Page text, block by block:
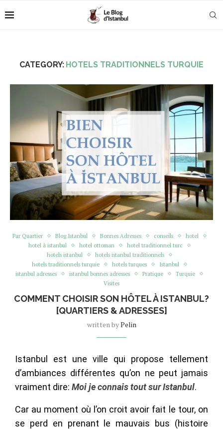
CATEGORY: HOTELS TRADITIONNELS TURQUIE
Par Quartier Blog Istanbul Bonnes Adresses conseils
hotel
hotel à istanbul
hotel ottoman
hotel traditionnel turc
hotels istanbul
hotels istanbul traditionnels
hotels traditionnels turquie
hotels turques
Istanbul
istanbul adresses
istanbul bonnes adresses Pratique
Turquie
Visites
COMMENT CHOISIR SON HÔTEL À ISTANBUL?
[QUARTIERS & ADRESSES]
written byPelin
Istanbul est une ville qui propose tellement
d’ambiances différentes qu’on ne peut jamais
vraiment dire: Moi je connais tout sur Istanbul.
Car au moment où l’on croit avoir fait le tour, on
se perd en prenant le mauvais bus (histoire